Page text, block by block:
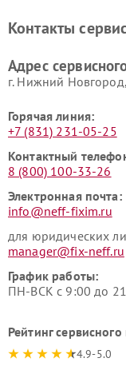
Контакты
Адрес
г. Нижний
Горячая линия:
+7 (831) 231-05-25
Контактный
8 (800) 100-33-26
Электронная почта:
info@neff-fixim.ru
для юридических
manager@fix-neff.ru
График работы:
ПН-ВСК с 9:00 до
Рейтинг
4.9-5.0